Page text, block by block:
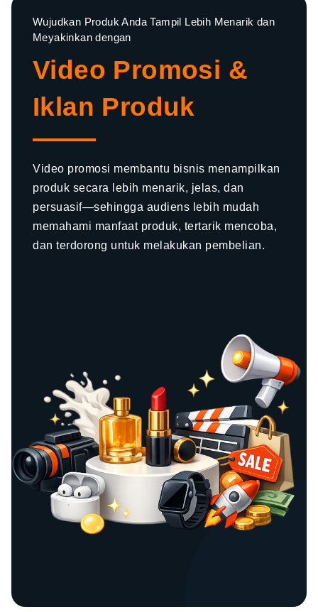
Wujudkan Produk Anda Tampil Lebih Menarik dan
Meyakinkan dengan
Video Promosi &
Iklan Produk
Video promosi membantu bisnis menampilkan
produk secara lebih menarik, jelas, dan
persuasif—sehingga audiens lebih mudah
memahami manfaat produk, tertarik mencoba,
dan terdorong untuk melakukan pembelian.